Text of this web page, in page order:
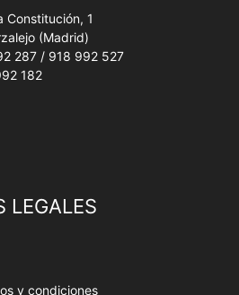
Constitución, 1
(Madrid)
287 / 918 992 527
182
LEGALES
y condiciones